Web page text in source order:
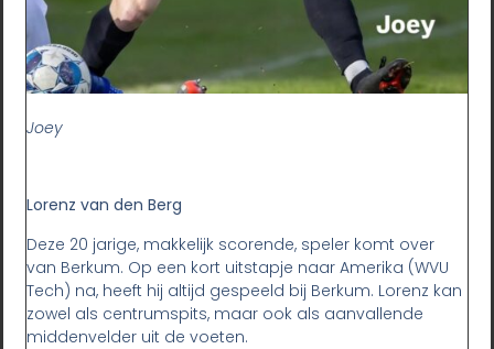
Joey
Lorenz van den Berg
Deze 20 jarige, makkelijk scorende, speler komt over
van Berkum. Op een kort uitstapje naar Amerika (WVU
Tech) na, heeft hij altijd gespeeld bij Berkum. Lorenz kan
zowel als centrumspits, maar ook als aanvallende
middenvelder uit de voeten.